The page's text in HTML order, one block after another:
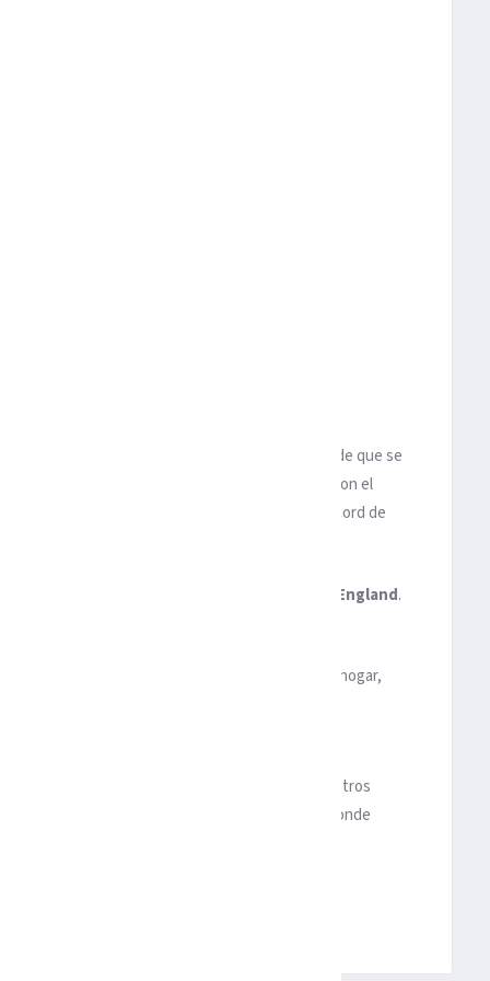
al Gillette Stadium de Foxborough.
, tenemos el hecho de que se
de su primer partido como titular en la
, y con el
aéreas,
necesita 68 para superar el récord de
ahí”, expresó New England.
mi vida”.
cultivaron sus carreras y a los que llamaron hogar,
bajo control? ¿Cómo reaccionaron los
y Mechelle Voepel, nos llevan a revivir otros
varios deportistas regresaron a los sitios donde